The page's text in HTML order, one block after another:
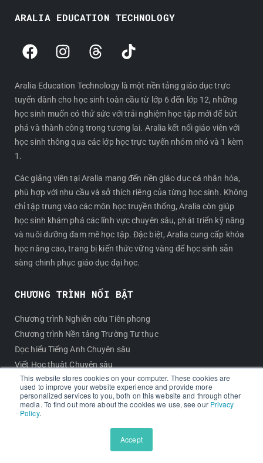
This website stores cookies on your computer. These cookies are
used to improve your website experience and provide more
personalized services to you, both on this website and through other
media. To find out more about the cookies we use, see our Privacy
Policy.
Accept
ARALIA EDUCATION TECHNOLOGY
F
a
e
b
o
o
k
I
n
t
a
g
r
a
T
h
e
a
d
s
T
i
t
o
k
Aralia Education Technology là một nền tảng giáo dục trực
tuyến dành cho học sinh toàn cầu từ lớp 6 đến lớp 12, những
học sinh muốn có thử sức với trải nghiệm học tập mới để bứt
phá và thành công trong tương lai. Aralia kết nối giáo viên với
học sinh thông qua các lớp học trực tuyến nhóm nhỏ và 1 kèm
1.
Các giảng viên tại Aralia mang đến nền giáo dục cá nhân hóa,
phù hợp với nhu cầu và sở thích riêng của từng học sinh. Không
chỉ tập trung vào các môn học truyền thống, Aralia còn giúp
học sinh khám phá các lĩnh vực chuyên sâu, phát triển kỹ năng
và nuôi dưỡng đam mê học tập. Đặc biệt, Aralia cung cấp khóa
học nâng cao, trang bị kiến thức vững vàng để học sinh sẵn
sàng chinh phục giáo dục đại học.
CHƯƠNG TRÌNH NỔI BẬT
Chương trình Nghiên cứu Tiên phong
Chương trình Nền tảng Trường Tư thục
Đọc hiểu Tiếng Anh Chuyên sâu
Viết Học thuật Chuyên sâu
Viết luận Du học Mỹ
Lộ trình Chinh phục Tiếng Latin
GIỚI THIỆU